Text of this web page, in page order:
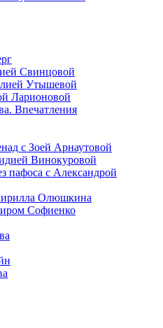
Свинцовой
Утышевой
Ларионовой
Впечатления
с Зоей Арнаутовой
Винокуровой
пафоса с Александрой
Олюшкина
Софиенко